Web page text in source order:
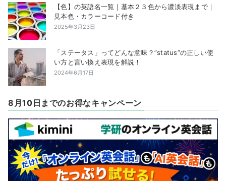
【色】の英語名一覧｜基本２３色から濃淡表現まで｜
見本色・カラーコード付き
2025年3月23日
「ステータス」ってどんな意味？”status”の正しい使
い方と言い換え表現を解説！
2024年6月17日
8月10日までのお得なキャンペーン